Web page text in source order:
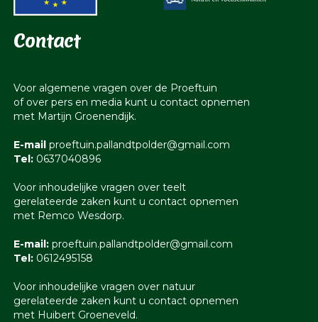
Contact
Voor algemene vragen over de Proeftuin
of over pers en media kunt u contact opnemen
met Martijn Groenendijk.
E-mail proeftuin.pallandtpolder@gmail.com
Tel: 0637040896
Voor inhoudelijke vragen over teelt
gerelateerde zaken kunt u contact opnemen
met Remco Wesdorp.
E-mail: proeftuin.pallandtpolder@gmail.com
Tel: 0612495158
Voor inhoudelijke vragen over natuur
gerelateerde zaken kunt u contact opnemen
met Huibert Groeneveld.